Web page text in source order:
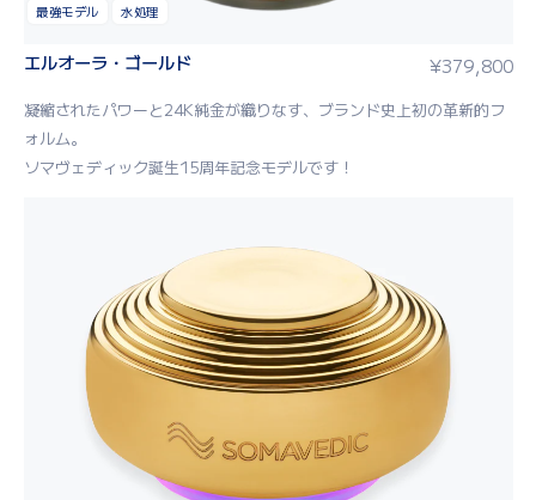
最強モデル 水処理
エルオーラ・ゴールド ¥379,800
凝縮されたパワーと24K純金が織りなす、ブランド史上初の革新的フ
ォルム。
ソマヴェディック誕生15周年記念モデルです！